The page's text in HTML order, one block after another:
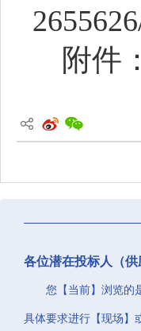
附件
各位潜在投标人（供
您【当前】浏览的
具体要求进行【现场】